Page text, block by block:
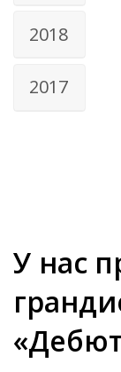
2018
2017
У нас